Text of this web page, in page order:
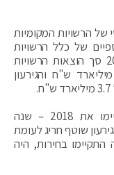
הרשויות המקומיות
של כלל הרשויות
המקומיות שיש במשרד הפנים. בשנת 2018 סך הוצאות הרשויות
בתקציב הרגיל עמד על 68.2 מיליארד ש"ח והגירעון
בביקורת עלה כי 27 רשויות מקומיות סיימו את 2018 – שנה
שוטף חריג לעומת
לה ב-2013, שגם בה התקיימו בחירות, היה